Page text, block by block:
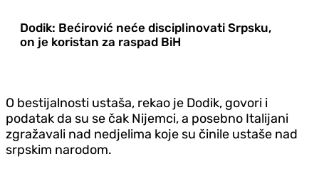
Dodik: Bećirović neće disciplinovati Srpsku,
on je koristan za raspad BiH
O bestijalnosti ustaša, rekao je Dodik, govori i
podatak da su se čak Nijemci, a posebno Italijani
zgražavali nad nedjelima koje su činile ustaše nad
srpskim narodom.